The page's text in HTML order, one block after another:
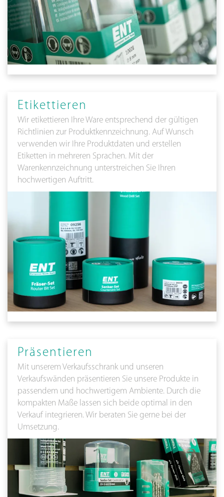
Etikettieren
Wir etikettieren Ihre Ware entsprechend der gültigen
Richtlinien zur Produktkennzeichnung. Auf Wunsch
verwenden wir Ihre Produktdaten und erstellen
Etiketten in mehreren Sprachen. Mit der
Warenkennzeichnung unterstreichen Sie Ihren
hochwertigen Auftritt.
Präsentieren
Mit unserem Verkaufsschrank und unseren
Verkaufswänden präsentieren Sie unsere Produkte in
passendem und hochwertigem Ambiente. Durch die
kompakten Maße lassen sich beide optimal in den
Verkauf integrieren. Wir beraten Sie gerne bei der
Umsetzung.